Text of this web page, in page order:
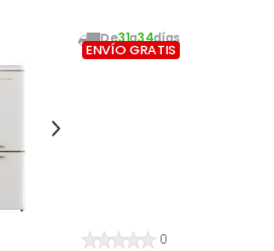
De31a34días
ENVÍO GRATIS
0